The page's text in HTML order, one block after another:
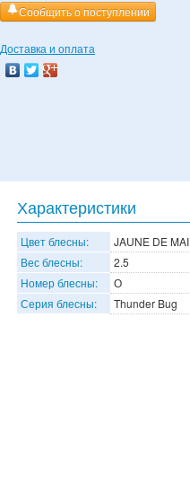
Сообщить о поступлении
Доставка и оплата
Характеристики
Цвет блесны:
JAUNE DE MAI
Вес блесны:
2.5
Номер блесны:
О
Серия блесны:
Thunder Bug